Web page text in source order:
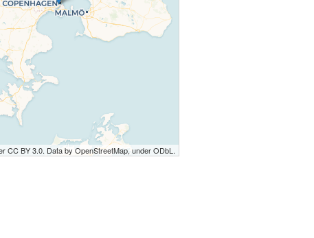
CC BY 3.0. Data by OpenStreetMap, under ODbL.